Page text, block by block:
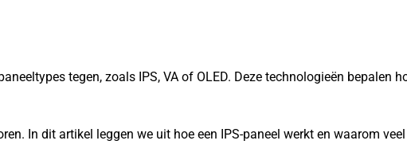
tegen, zoals IPS, VA of OLED. Deze technologieën bepalen
In dit artikel leggen we uit hoe een IPS-paneel werkt en waarom